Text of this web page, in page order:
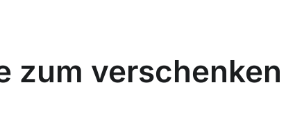
zum verschenken